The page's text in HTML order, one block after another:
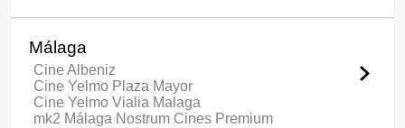
Málaga
Cine Albeniz
Cine Yelmo Plaza Mayor
Cine Yelmo Vialia Malaga
mk2 Málaga Nostrum Cines Premium